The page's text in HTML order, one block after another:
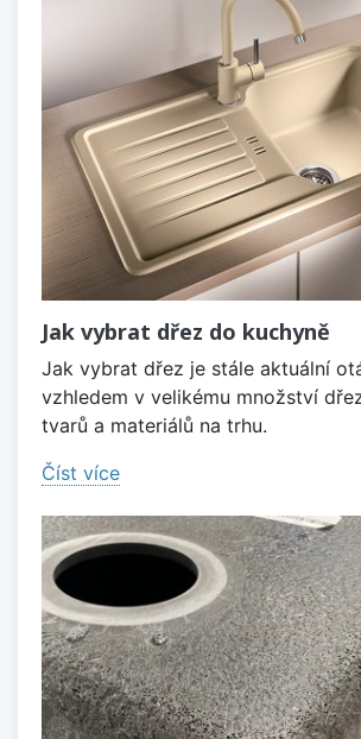
Jak vybrat dřez do kuchyně
Jak vybrat dřez je stále aktuální
vzhledem v velikému množství
tvarů a materiálů na trhu.
Číst více